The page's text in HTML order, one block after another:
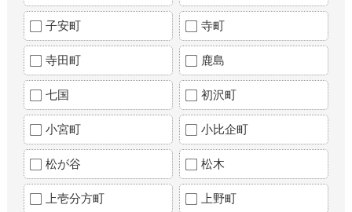
子安町 寺町
寺田町 鹿島
七国 初沢町
小宮町 小比企町
松が谷 松木
上壱分方町 上野町